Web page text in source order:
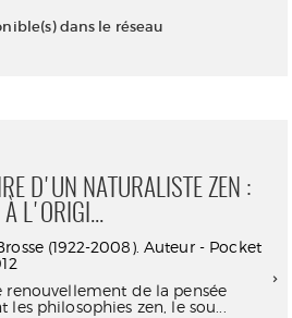
dans le réseau
D'UN NATURALISTE ZEN :
À L'ORIGI...
(1922-2008). Auteur - Pocket
renouvellement de la pensée
philosophies zen, le sou...